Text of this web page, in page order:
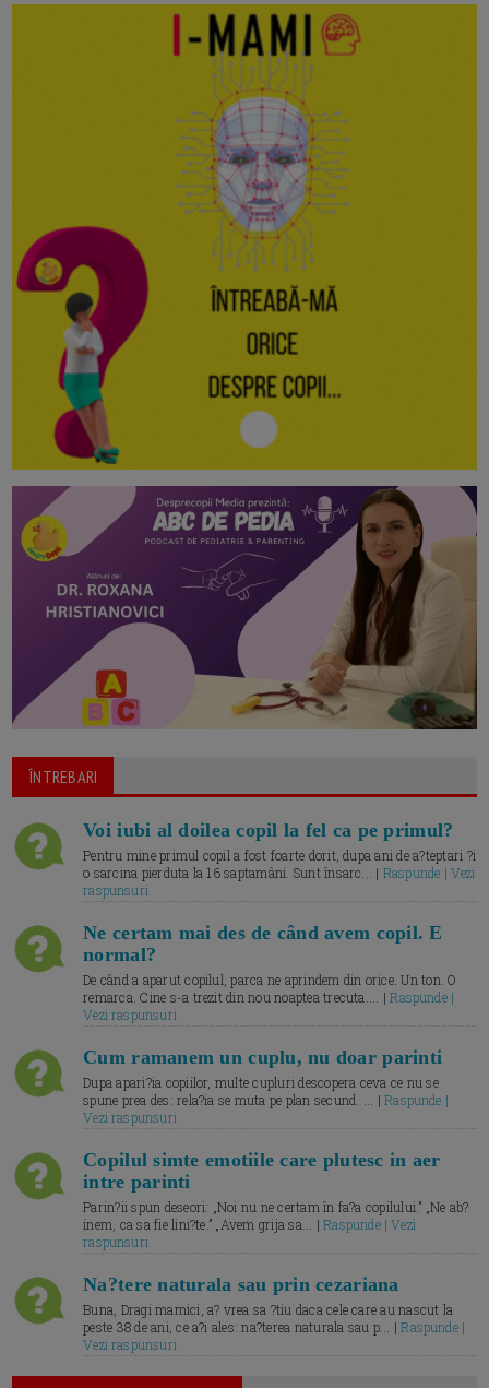
ÎNTREBARI
Voi iubi al doilea copil la fel ca pe primul?
Pentru mine primul copil a fost foarte dorit, dupa ani de a?teptari ?i
o sarcina pierduta la 16 saptamâni. Sunt însarc... | Raspunde | Vezi
raspunsuri
Ne certam mai des de când avem copil. E
normal?
De când a aparut copilul, parca ne aprindem din orice. Un ton. O
remarca. Cine s-a trezit din nou noaptea trecuta.... |Raspunde |
Vezi raspunsuri
Cum ramanem un cuplu, nu doar parinti
Dupa apari?ia copiilor, multe cupluri descopera ceva ce nu se
spune prea des: rela?ia se muta pe plan secund. ... |Raspunde |
Vezi raspunsuri
Copilul simte emotiile care plutesc in aer
intre parinti
Parin?ii spun deseori: „Noi nu ne certam în fa?a copilului.” „Ne ab?
inem, ca sa fie lini?te.” „Avem grija sa... |Raspunde | Vezi
raspunsuri
Na?tere naturala sau prin cezariana
Buna, Dragi mamici, a? vrea sa ?tiu daca cele care au nascut la
peste 38 de ani, ce a?i ales: na?terea naturala sau p... |Raspunde |
Vezi raspunsuri